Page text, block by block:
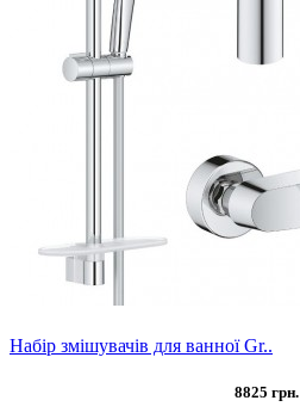
Набір змішувачів для ванної Gr..
8825 грн.